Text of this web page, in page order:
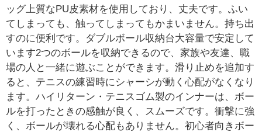
ッグ上質なPU皮素材を使用しており、丈夫です。ふい
てしまっても、触ってしまってもかまいません。持ち出
すのに便利です。ダブルボール収納台大容量で安定して
います2つのボールを収納できるので、家族や友達、職
場の人と一緒に遊ぶことができます。滑り止めを追加す
ると、テニスの練習時にシャーシが動く心配がなくなり
ます。ハイリターン・テニスゴム製のインナーは、ボー
ルを打ったときの感触が良く、スムーズです。衝撃に強
く、ボールが壊れる心配もありません。初心者向きボー